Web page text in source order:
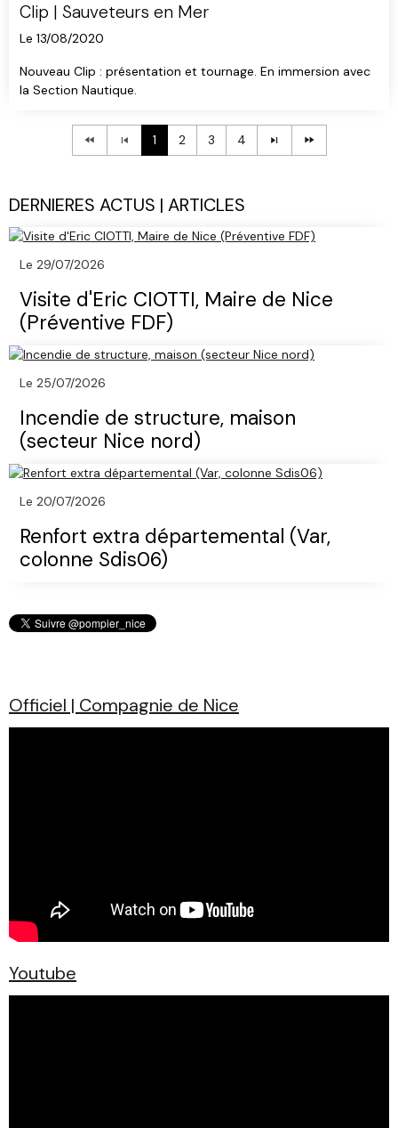
Clip | Sauveteurs en Mer
Le 13/08/2020
Nouveau Clip : présentation et tournage. En immersion avec
la Section Nautique.
1 2 3 4
DERNIERES ACTUS | ARTICLES
Le 29/07/2026
Visite d'Eric CIOTTI, Maire de Nice
(Préventive FDF)
Le 25/07/2026
Incendie de structure, maison
(secteur Nice nord)
Le 20/07/2026
Renfort extra départemental (Var,
colonne Sdis06)
Officiel | Compagnie de Nice
Youtube